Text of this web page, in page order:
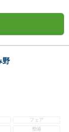
野
フェア
整備